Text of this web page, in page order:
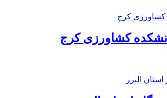
کشاورزی کرج